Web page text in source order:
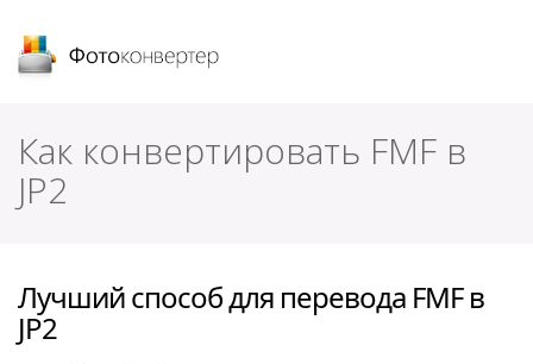
Как конвертировать FMF в
JP2
Лучший способ для перевода FMF в
JP2